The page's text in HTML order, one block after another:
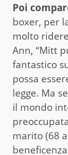
Poi
boxer, per
molto
Ann, “Mitt
fantastico
possa
legge. Ma
il mondo
marito (68